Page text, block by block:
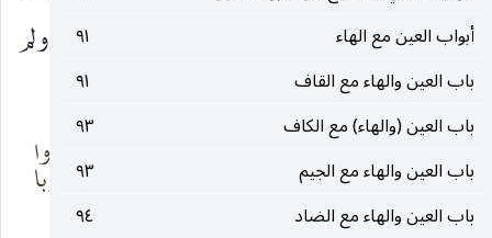
أبواب العين مع الهاء
٩١
باب العين والهاء مع القاف
٩١
باب العين (والهاء) مع الكاف
٩٣
باب العين والهاء مع الجيم
٩٣
باب العين والهاء مع الضاد
٩٤
الحطيئة يمدح قوماً عقدوا لجارهم عهداً فوفوا به ولم
يُخفروه :
قومٌ إذا عَقدوا عَقداًلجارهمُ شَدُّوا العِناجَ وشدُّوا
فوقه الكَرَبا